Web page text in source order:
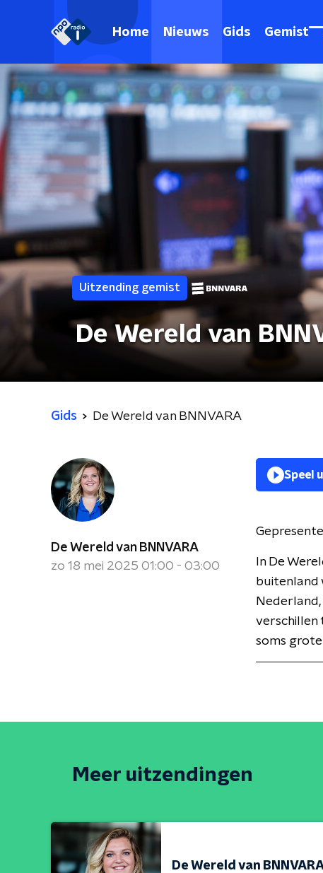
Home Nieuws Gids Gemist
Uitzending gemist
De Wereld van
Gids De Wereld van BNNVARA
De Wereld van BNNVARA
zo 18 mei 2025 01:00 - 03:00
Speel
In De
buitenland
verschillen
soms
Meer uitzendingen
De Wereld van